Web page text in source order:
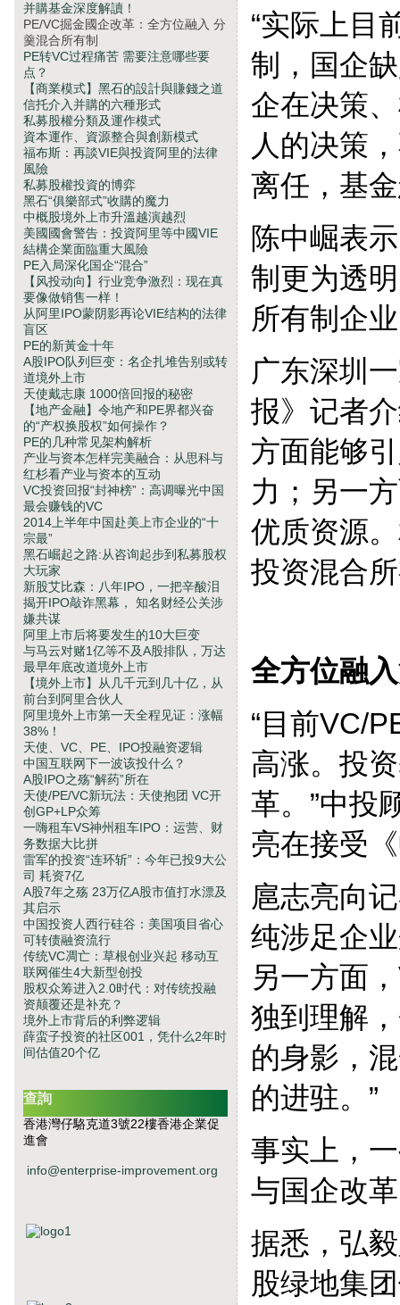
并購基金深度解讀！
PE/VC掘金國企改革：全方位融入 分
羹混合所有制
PE转VC过程痛苦 需要注意哪些要
点？
【商業模式】黑石的設計與賺錢之道
信托介入并購的六種形式
私募股權分類及運作模式
資本運作、資源整合與創新模式
福布斯：再談VIE與投資阿里的法律
風險
私募股權投資的博弈
黑石“俱樂部式”收購的魔力
中概股境外上市升溫越演越烈
美國國會警告：投資阿里等中國VIE
結構企業面臨重大風險
PE入局深化国企“混合”
【风投动向】行业竞争激烈：现在真
要像做销售一样！
从阿里IPO蒙阴影再论VIE结构的法律
盲区
PE的新黃金十年
A股IPO队列巨变：名企扎堆告别或转
道境外上市
天使戴志康 1000倍回报的秘密
【地产金融】令地产和PE界都兴奋
的“产权换股权”如何操作？
PE的几种常见架构解析
产业与资本怎样完美融合：从思科与
红杉看产业与资本的互动
VC投资回报“封神榜”：高调曝光中国
最会赚钱的VC
2014上半年中国赴美上市企业的“十
宗最”
黑石崛起之路:从咨询起步到私募股权
大玩家
新股艾比森：八年IPO，一把辛酸泪
揭开IPO敲诈黑幕， 知名财经公关涉
嫌共谋
阿里上市后将要发生的10大巨变
与马云对赌1亿等不及A股排队，万达
最早年底改道境外上市
【境外上市】从几千元到几十亿，从
前台到阿里合伙人
阿里境外上市第一天全程见证：涨幅
38%！
天使、VC、PE、IPO投融资逻辑
中国互联网下一波该投什么？
A股IPO之殇“解药”所在
天使/PE/VC新玩法：天使抱团 VC开
创GP+LP众筹
一嗨租车VS神州租车IPO：运营、财
务数据大比拼
雷军的投资“连环斩”：今年已投9大公
司 耗资7亿
A股7年之殇 23万亿A股市值打水漂及
其启示
中国投资人西行硅谷：美国项目省心
可转债融资流行
传统VC凋亡：草根创业兴起 移动互
联网催生4大新型创投
股权众筹进入2.0时代：对传统投融
资颠覆还是补充？
境外上市背后的利弊逻辑
薛蛮子投资的社区001，凭什么2年时
间估值20个亿
查詢
香港灣仔駱克道3號22樓香港企業促
進會
info@enterprise-improvement.org
“实际上目
制，国企
企在决策
人的决策
离任，基
陈中崛表
制更为透
所有制企
广东深圳
报》记者
方面能够
力；另一
优质资源
投资混合
全方位融入
“目前VC/
高涨。投
革。”中投
亮在接受
扈志亮向
纯涉足企
另一方面
独到理解
的身影，
的进驻。”
事实上，
与国企改
据悉，弘
股绿地集